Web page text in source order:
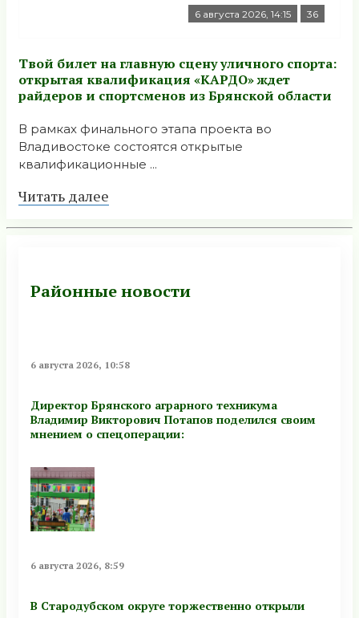
6 августа 2026, 14:15 36
Твой билет на главную сцену уличного спорта:
открытая квалификация «КАРДО» ждет
райдеров и спортсменов из Брянской области
В рамках финального этапа проекта во
Владивостоке состоятся открытые
квалификационные ...
Читать далее
Районные новости
6 августа 2026, 10:58
Директор Брянского аграрного техникума
Владимир Викторович Потапов поделился своим
мнением о спецоперации:
6 августа 2026, 8:59
В Стародубском округе торжественно открыли